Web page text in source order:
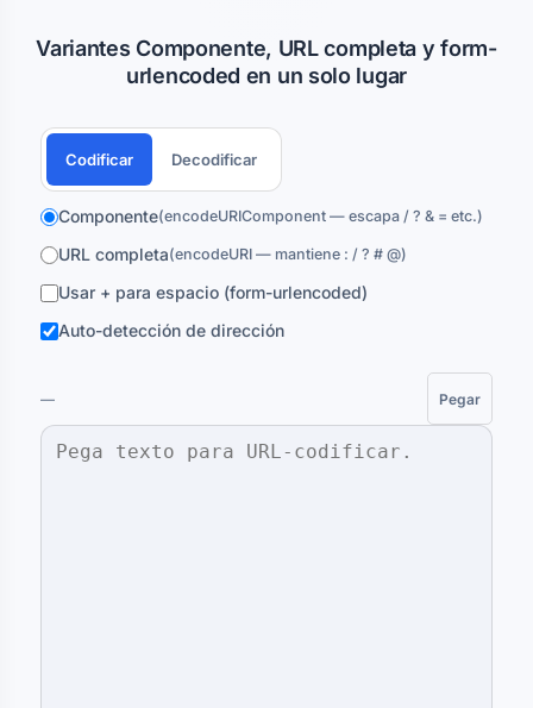
Variantes Componente, URL completa y form-
urlencoded en un solo lugar
Codificar Decodificar
Componente(encodeURIComponent — escapa / ? & = etc.)
URL completa(encodeURI — mantiene : / ? # @)
Usar + para espacio (form-urlencoded)
Auto-detección de dirección
— Pegar